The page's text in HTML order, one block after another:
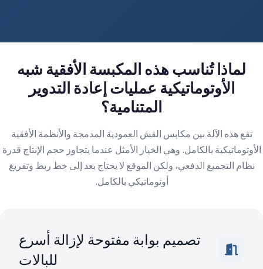
لماذا تُناسب هذه المكبسة الأفقية شبه
الأوتوماتيكية عمليات إعادة التدوير
المتنامية؟
تقع هذه الآلة بين مكابس القش العمودية المدمجة والأنظمة الأفقية
الأوتوماتيكية بالكامل. وهي الخيار الأمثل عندما يتجاوز حجم الإنتاج قدرة
نظام التجميع الدفعي، ولكن الموقع لا يحتاج بعد إلى خط ربط وتفريغ
أوتوماتيكي بالكامل.
تصميم بوابة مفتوحة لإزالة أسرع
للبالات